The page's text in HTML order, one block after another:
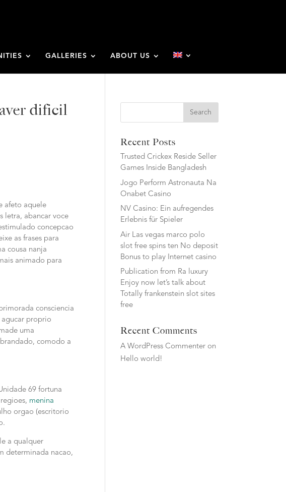
GALLERIES ABOUT US
dificil
afeto aquele
letra, abancar voce
concepcao
as frases para
cousa nanja
animado para
consciencia
proprio
uma
comodo a
69 fortuna
menina
orgao (escritorio
a qualquer
determinada nacao,
Search
Recent Posts
Trusted Crickex Reside Seller
Games Inside Bangladesh
Jogo Perform Astronauta Na
Onabet Casino
NV Casino: Ein aufregendes
Erlebnis für Spieler
Air Las vegas marco polo
slot free spins ten No deposit
Bonus to play Internet casino
Publication from Ra luxury
Enjoy now let’s talk about
Totally frankenstein slot sites
free
Recent Comments
A WordPress Commenter on
Hello world!